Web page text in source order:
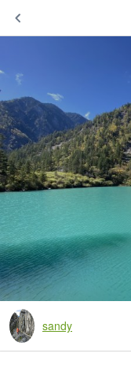
sandy